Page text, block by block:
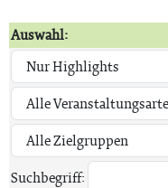
Auswahl:
Suchbegriff: